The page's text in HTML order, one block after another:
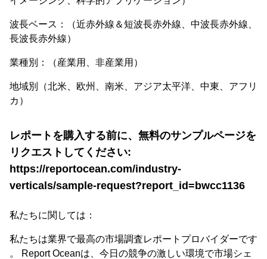
波長ベース：（近赤外線＆短波長赤外線、中波長赤外線、
長波長赤外線）
業種別：（産業用、非産業用）
地域別（北米、欧州、南米、アジア太平洋、中東、アフリ
カ）
レポートを購入する前に、無料のサンプルページを
リクエストしてください:
https://reportocean.com/industry-
verticals/sample-request?report_id=bwcc1136
私たちに関しては：
私たちは業界で最高の市場調査レポートプロバイダーです
。 Report Oceanは、今日の競争の激しい環境で市場シェ